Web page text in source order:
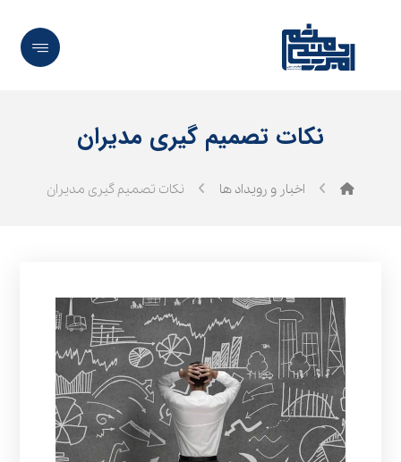
نکات تصمیم گیری مدیران
اخبار و رویداد ها نکات تصمیم گیری مدیران